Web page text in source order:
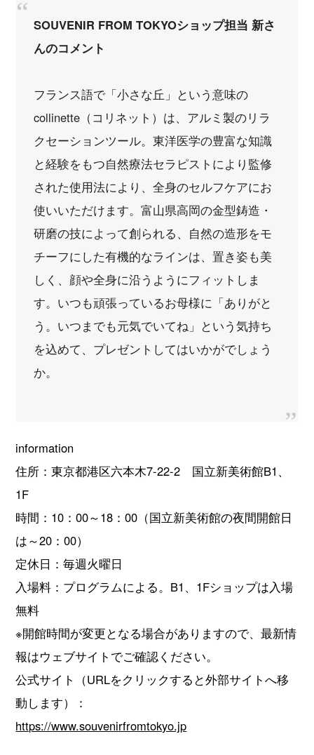
SOUVENIR FROM TOKYOショップ担当 新さ
んのコメント
フランス語で「小さな丘」という意味の
collinette（コリネット）は、アルミ製のリラ
クセーションツール。東洋医学の豊富な知識
と経験をもつ自然療法セラピストにより監修
された使用法により、全身のセルフケアにお
使いいただけます。富山県高岡の金型鋳造・
研磨の技によって創られる、自然の造形をモ
チーフにした有機的なラインは、置き姿も美
しく、顔や全身に沿うようにフィットしま
す。いつも頑張っているお母様に「ありがと
う。いつまでも元気でいてね」という気持ち
を込めて、プレゼントしてはいかがでしょう
か。
information
住所：東京都港区六本木7-22-2 国立新美術館B1、
1F
時間：10：00～18：00（国立新美術館の夜間開館日
は～20：00）
定休日：毎週火曜日
入場料：プログラムによる。B1、1Fショップは入場
無料
※開館時間が変更となる場合がありますので、最新情
報はウェブサイトでご確認ください。
公式サイト（URLをクリックすると外部サイトへ移
動します）：
https://www.souvenirfromtokyo.jp